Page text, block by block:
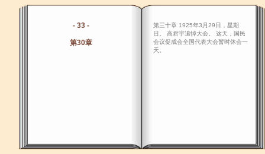
- 33 -
第30章
第三十章 1925年3月29日，星期
日。 高君宇追悼大会。 这天，国民
会议促成会全国代表大会暂时休会一
天。